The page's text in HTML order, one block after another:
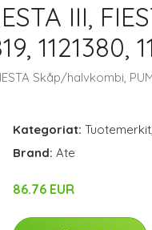
III,
1121380,
Skåp/halvkombi,
Kategoriat: Tuotemerkit,
Brand: Ate
86.76 EUR